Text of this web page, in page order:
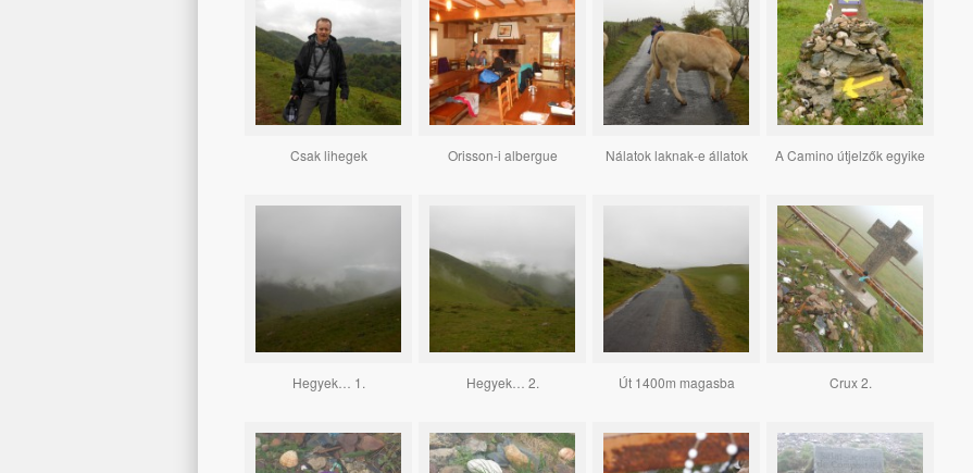
Csak lihegek Orisson-i albergue Nálatok laknak-e állatok A Camino útjelzők egyike
Hegyek… 1. Hegyek… 2. Út 1400m magasba Crux 2.